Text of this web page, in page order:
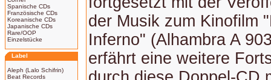
Spanische CDs
Französische CDs
Koreanische CDs
Japanische CDs
Rare/OOP
Einzelstücke
Label
Aleph (Lalo Schifrin)
Beat Records
der Musik zum Kinofilm
Inferno" (Alhambra A
erfährt eine weitere